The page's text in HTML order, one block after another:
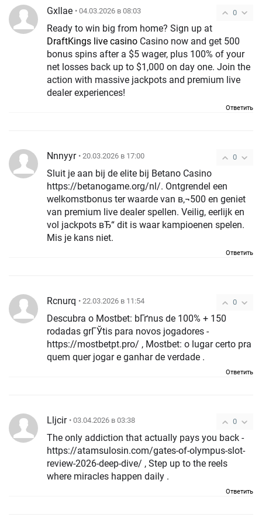
0
Gxllae • 04.03.2026 в 08:03
Ready to win big from home? Sign up at
DraftKings live casino Casino now and get 500
bonus spins after a $5 wager, plus 100% of your
net losses back up to $1,000 on day one. Join the
action with massive jackpots and premium live
dealer experiences!
Ответить
0
Nnnyyr • 20.03.2026 в 17:00
Sluit je aan bij de elite bij Betano Casino
https://betanogame.org/nl/. Ontgrendel een
welkomstbonus ter waarde van в‚¬500 en geniet
van premium live dealer spellen. Veilig, eerlijk en
vol jackpots вЂ“ dit is waar kampioenen spelen.
Mis je kans niet.
Ответить
0
Rcnurq • 22.03.2026 в 11:54
Descubra o Mostbet: bГґnus de 100% + 150
rodadas grГЎtis para novos jogadores -
https://mostbetpt.pro/ , Mostbet: o lugar certo pra
quem quer jogar e ganhar de verdade .
Ответить
0
Lljcir • 03.04.2026 в 03:38
The only addiction that actually pays you back -
https://atamsulosin.com/gates-of-olympus-slot-
review-2026-deep-dive/ , Step up to the reels
where miracles happen daily .
Ответить